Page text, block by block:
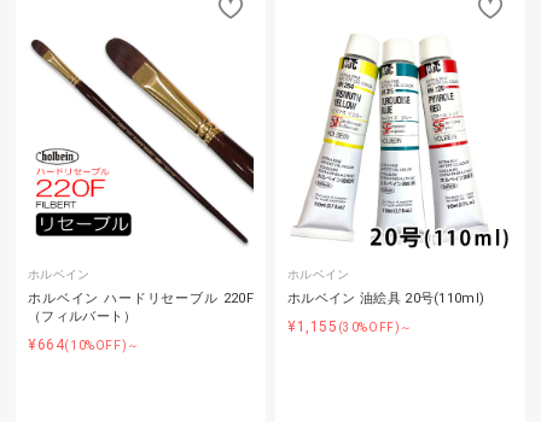
ホルベイン
ホルベイン ハードリセーブル 220F
（フィルバート）
¥664(10%OFF)～
ホルベイン
ホルベイン 油絵具 20号(110ml)
¥1,155 (30%OFF)～